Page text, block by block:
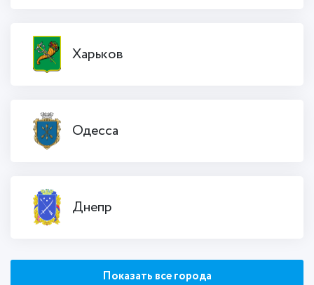
Харьков
Одесса
Днепр
Показать все города